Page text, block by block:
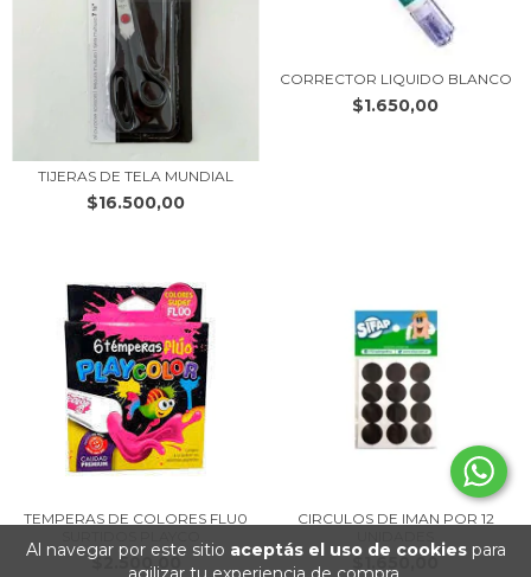
Al navegar por este sitio aceptás el uso de cookiespara
TIJERAS DE TELA MUNDIAL
$16.500,00
CORRECTOR LIQUIDO BLANCO
$1.650,00
TEMPERAS DE COLORES FLU0
$2.500,00
CIRCULOS DE IMAN POR 12
$1.650,00